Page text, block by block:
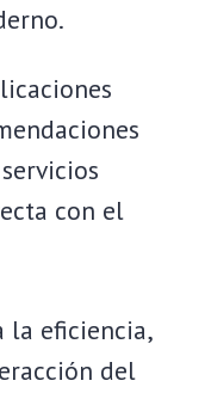
con el
la eficiencia,
del